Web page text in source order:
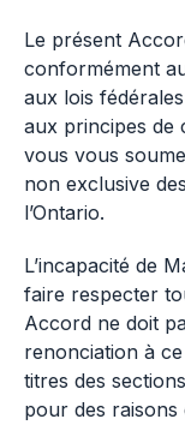
Le présent
conformément
aux lois
aux principes de
vous vous
non exclusive
l’Ontario.
L’incapacité de
faire respecter
Accord ne doit
renonciation à
titres des
pour des raisons